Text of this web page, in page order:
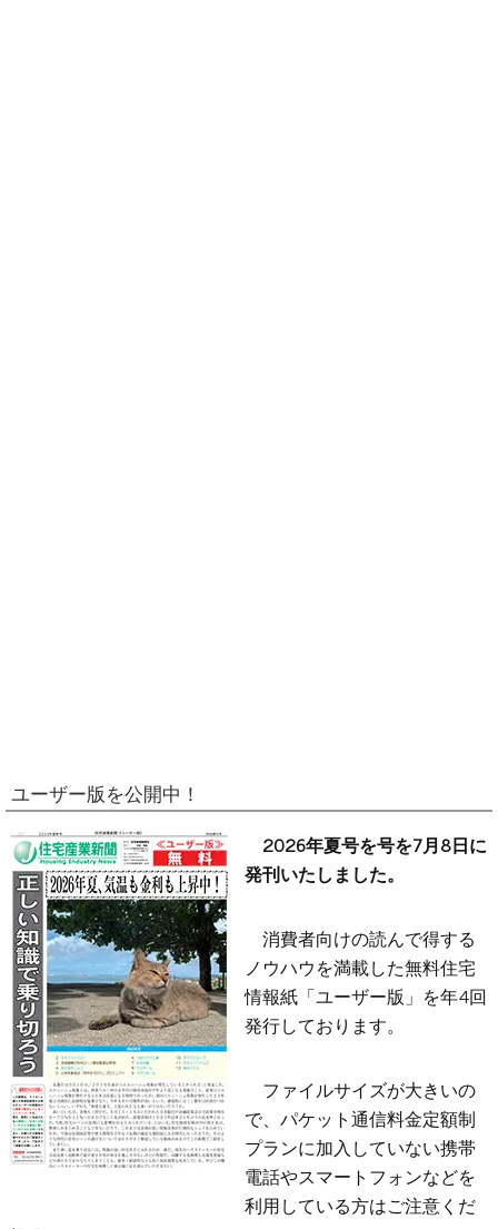
ユーザー版を公開中！
2026年夏号を号を7月8日に
発刊いたしました。
消費者向けの読んで得する
ノウハウを満載した無料住宅
情報紙「ユーザー版」を年4回
発行しております。
ファイルサイズが大きいの
で、パケット通信料金定額制
プランに加入していない携帯
電話やスマートフォンなどを
利用している方はご注意くだ